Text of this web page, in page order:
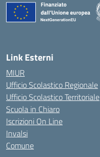
Link Esterni
MIUR
Ufficio Scolastico Regionale
Ufficio Scolastico Territoriale
Scuola in Chiaro
Iscrizioni On Line
Invalsi
Comune